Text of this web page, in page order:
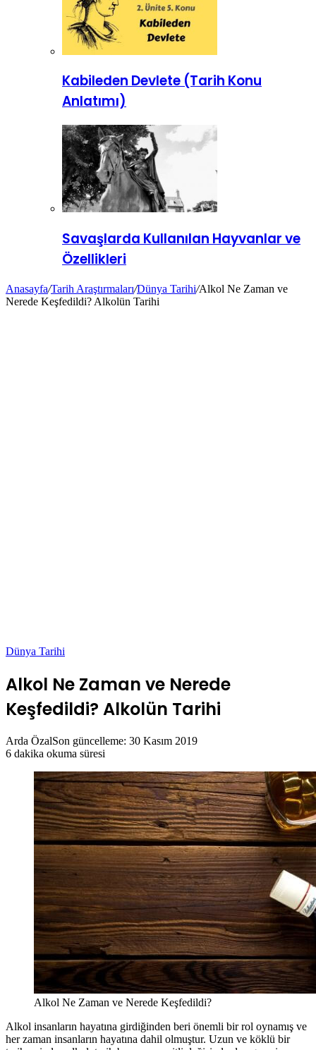
Kabileden Devlete (Tarih Konu
Anlatımı)
Savaşlarda Kullanılan Hayvanlar ve
Özellikleri
Anasayfa/Tarih Araştırmaları/Dünya Tarihi/Alkol Ne Zaman ve
Nerede Keşfedildi? Alkolün Tarihi
Dünya Tarihi
Alkol Ne Zaman ve Nerede
Keşfedildi? Alkolün Tarihi
Arda ÖzalSon güncelleme: 30 Kasım 2019
6 dakika okuma süresi
Alkol Ne Zaman ve Nerede Keşfedildi?
Alkol insanların hayatına girdiğinden beri önemli bir rol oynamış ve
her zaman insanların hayatına dahil olmuştur. Uzun ve köklü bir